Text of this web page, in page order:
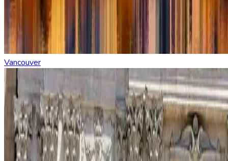
Vancouver